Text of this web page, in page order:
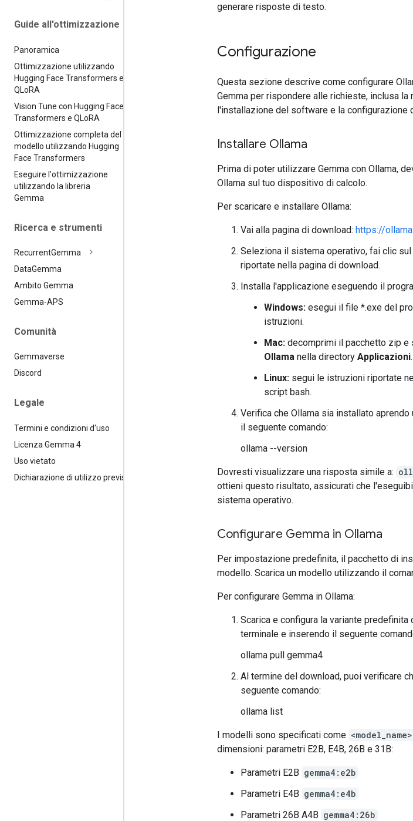
Guide all'ottimizzazione
Panoramica
Ottimizzazione utilizzando
Hugging Face Transformers e
QLoRA
Vision Tune con Hugging Face
Transformers e QLoRA
Ottimizzazione completa del
modello utilizzando Hugging
Face Transformers
Eseguire l'ottimizzazione
utilizzando la libreria
Gemma
Ricerca e strumenti
RecurrentGemma
DataGemma
Ambito Gemma
Gemma-APS
Comunità
Gemmaverse
Discord
Legale
Termini e condizioni d'uso
Licenza Gemma 4
Uso vietato
Dichiarazione di utilizzo previsto
generare risposte di testo.
Configurazione
Questa sezione descrive come configurare
Gemma per rispondere alle richieste, inclusa
l'installazione del software e la configurazione
Installare Ollama
Prima di poter utilizzare Gemma con Ollama,
Ollama sul tuo dispositivo di calcolo.
Per scaricare e installare Ollama:
Vai alla pagina di download: https://
Seleziona il sistema operativo, fai clic
riportate nella pagina di download.
Installa l'applicazione eseguendo il
Windows: esegui il file *.exe del
istruzioni.
Mac: decomprimi il pacchetto zip
Ollama nella directory Applicazioni.
Linux: segui le istruzioni riportate
script bash.
Verifica che Ollama sia installato
il seguente comando:
ollama --version
Dovresti visualizzare una risposta simile a:
ottieni questo risultato, assicurati che
sistema operativo.
Configurare Gemma in Ollama
Per impostazione predefinita, il pacchetto di
modello. Scarica un modello utilizzando il
Per configurare Gemma in Ollama:
Scarica e configura la variante
terminale e inserendo il seguente
ollama pull gemma4
Al termine del download, puoi verificare
seguente comando:
ollama list
I modelli sono specificati come
dimensioni: parametri E2B, E4B, 26B e 31B:
Parametri E2B gemma4:e2b
Parametri E4B gemma4:e4b
Parametri 26B A4B gemma4:26b